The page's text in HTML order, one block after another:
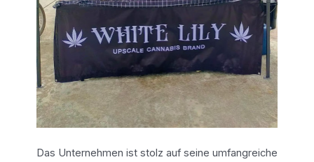
Das Unternehmen ist stolz auf seine umfangreiche